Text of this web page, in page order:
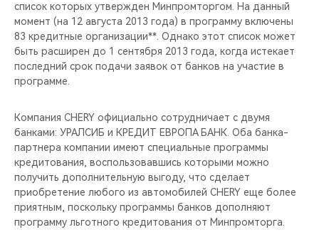
список которых утвержден Минпромторгом. На данный
момент (на 12 августа 2013 года) в программу включены
83 кредитные организации**. Однако этот список может
быть расширен до 1 сентября 2013 года, когда истекает
последний срок подачи заявок от банков на участие в
программе.
Компания CHERY официально сотрудничает с двумя
банками: УРАЛСИБ и КРЕДИТ ЕВРОПА БАНК. Оба банка-
партнера компании имеют специальные программы
кредитования, воспользовавшись которыми можно
получить дополнительную выгоду, что сделает
приобретение любого из автомобилей CHERY еще более
приятным, поскольку программы банков дополняют
программу льготного кредитования от Минпромторга.